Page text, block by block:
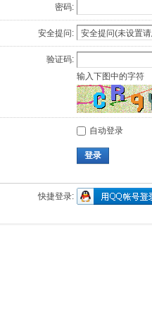
密码:
安全提问:
验证码:
输入下图中的字符
自动登录
登录
快捷登录: